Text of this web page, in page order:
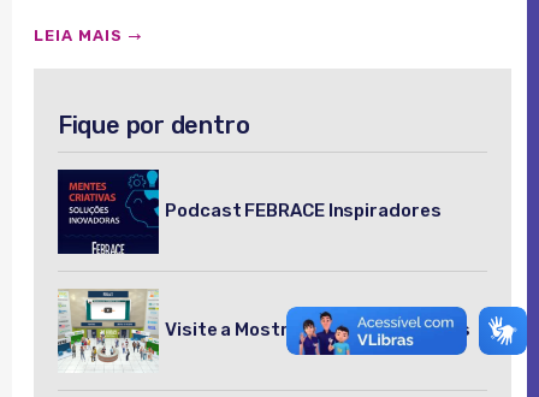
LEIA MAIS
Fique por dentro
Podcast FEBRACE Inspiradores
Visite a Mostra Virtual de Projetos